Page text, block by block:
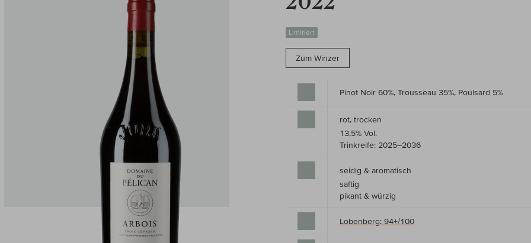
Limitiert
Zum Winzer
Pinot Noir 60%, Trousseau 35%, Poulsard 5%
rot, trocken
13,5% Vol.
Trinkreife: 2025–2036
seidig & aromatisch
saftig
pikant & würzig
Lobenberg: 94+/100